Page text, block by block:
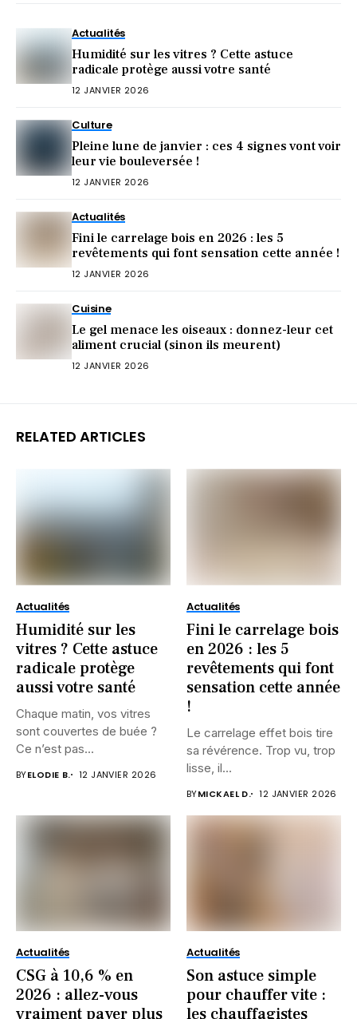
Actualités
Humidité sur les vitres ? Cette astuce
radicale protège aussi votre santé
12 JANVIER 2026
Culture
Pleine lune de janvier : ces 4 signes vont voir
leur vie bouleversée !
12 JANVIER 2026
Actualités
Fini le carrelage bois en 2026 : les 5
revêtements qui font sensation cette année !
12 JANVIER 2026
Cuisine
Le gel menace les oiseaux : donnez-leur cet
aliment crucial (sinon ils meurent)
12 JANVIER 2026
RELATED ARTICLES
Actualités
Humidité sur les
vitres ? Cette astuce
radicale protège
aussi votre santé
Chaque matin, vos vitres
sont couvertes de buée ?
Ce n’est pas...
BYELODIE B. 12 JANVIER 2026
Actualités
Fini le carrelage bois
en 2026 : les 5
revêtements qui font
sensation cette année
!
Le carrelage effet bois tire
sa révérence. Trop vu, trop
lisse, il...
BYMICKAEL D. 12 JANVIER 2026
Actualités
CSG à 10,6 % en
2026 : allez-vous
vraiment payer plus
Actualités
Son astuce simple
pour chauffer vite :
les chauffagistes